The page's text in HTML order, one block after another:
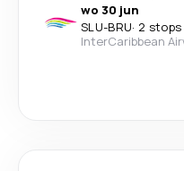
wo 30 jun
SLU-BRU· 2 stops
InterCaribbean